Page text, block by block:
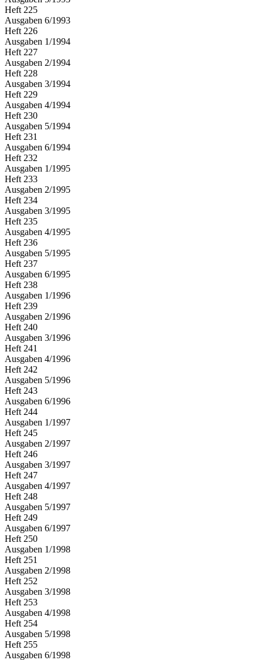
Heft 225
Ausgaben 6/1993
Heft 226
Ausgaben 1/1994
Heft 227
Ausgaben 2/1994
Heft 228
Ausgaben 3/1994
Heft 229
Ausgaben 4/1994
Heft 230
Ausgaben 5/1994
Heft 231
Ausgaben 6/1994
Heft 232
Ausgaben 1/1995
Heft 233
Ausgaben 2/1995
Heft 234
Ausgaben 3/1995
Heft 235
Ausgaben 4/1995
Heft 236
Ausgaben 5/1995
Heft 237
Ausgaben 6/1995
Heft 238
Ausgaben 1/1996
Heft 239
Ausgaben 2/1996
Heft 240
Ausgaben 3/1996
Heft 241
Ausgaben 4/1996
Heft 242
Ausgaben 5/1996
Heft 243
Ausgaben 6/1996
Heft 244
Ausgaben 1/1997
Heft 245
Ausgaben 2/1997
Heft 246
Ausgaben 3/1997
Heft 247
Ausgaben 4/1997
Heft 248
Ausgaben 5/1997
Heft 249
Ausgaben 6/1997
Heft 250
Ausgaben 1/1998
Heft 251
Ausgaben 2/1998
Heft 252
Ausgaben 3/1998
Heft 253
Ausgaben 4/1998
Heft 254
Ausgaben 5/1998
Heft 255
Ausgaben 6/1998